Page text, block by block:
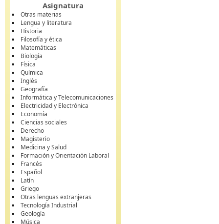
Asignatura
Otras materias
Lengua y literatura
Historia
Filosofía y ética
Matemáticas
Biología
Física
Química
Inglés
Geografía
Informática y Telecomunicaciones
Electricidad y Electrónica
Economía
Ciencias sociales
Derecho
Magisterio
Medicina y Salud
Formación y Orientación Laboral
Francés
Español
Latín
Griego
Otras lenguas extranjeras
Tecnología Industrial
Geología
Música